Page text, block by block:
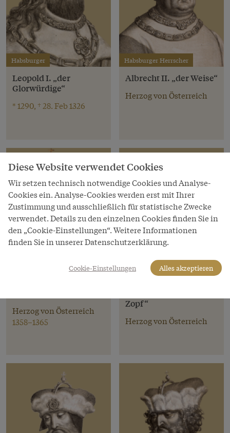
Habsburger
Leopold I. „der
Glorwürdige“
* 1290, † 28. Feb 1326
Habsburger Herrscher
Albrecht II. „der Weise“
Herzog von Österreich
Herzog von Österreich
1358–1365
Habsburger Herrscher
Zopf“
Herzog von Österreich
Diese Website verwendet Cookies
Wir setzen technisch notwendige Cookies und Analyse-
Cookies ein. Analyse-Cookies werden erst mit Ihrer
Zustimmung und ausschließlich für statistische Zwecke
verwendet. Details zu den einzelnen Cookies finden Sie in
den „Cookie-Einstellungen“. Weitere Informationen
finden Sie in unserer Datenschutzerklärung.
Cookie-Einstellungen Alles akzeptieren